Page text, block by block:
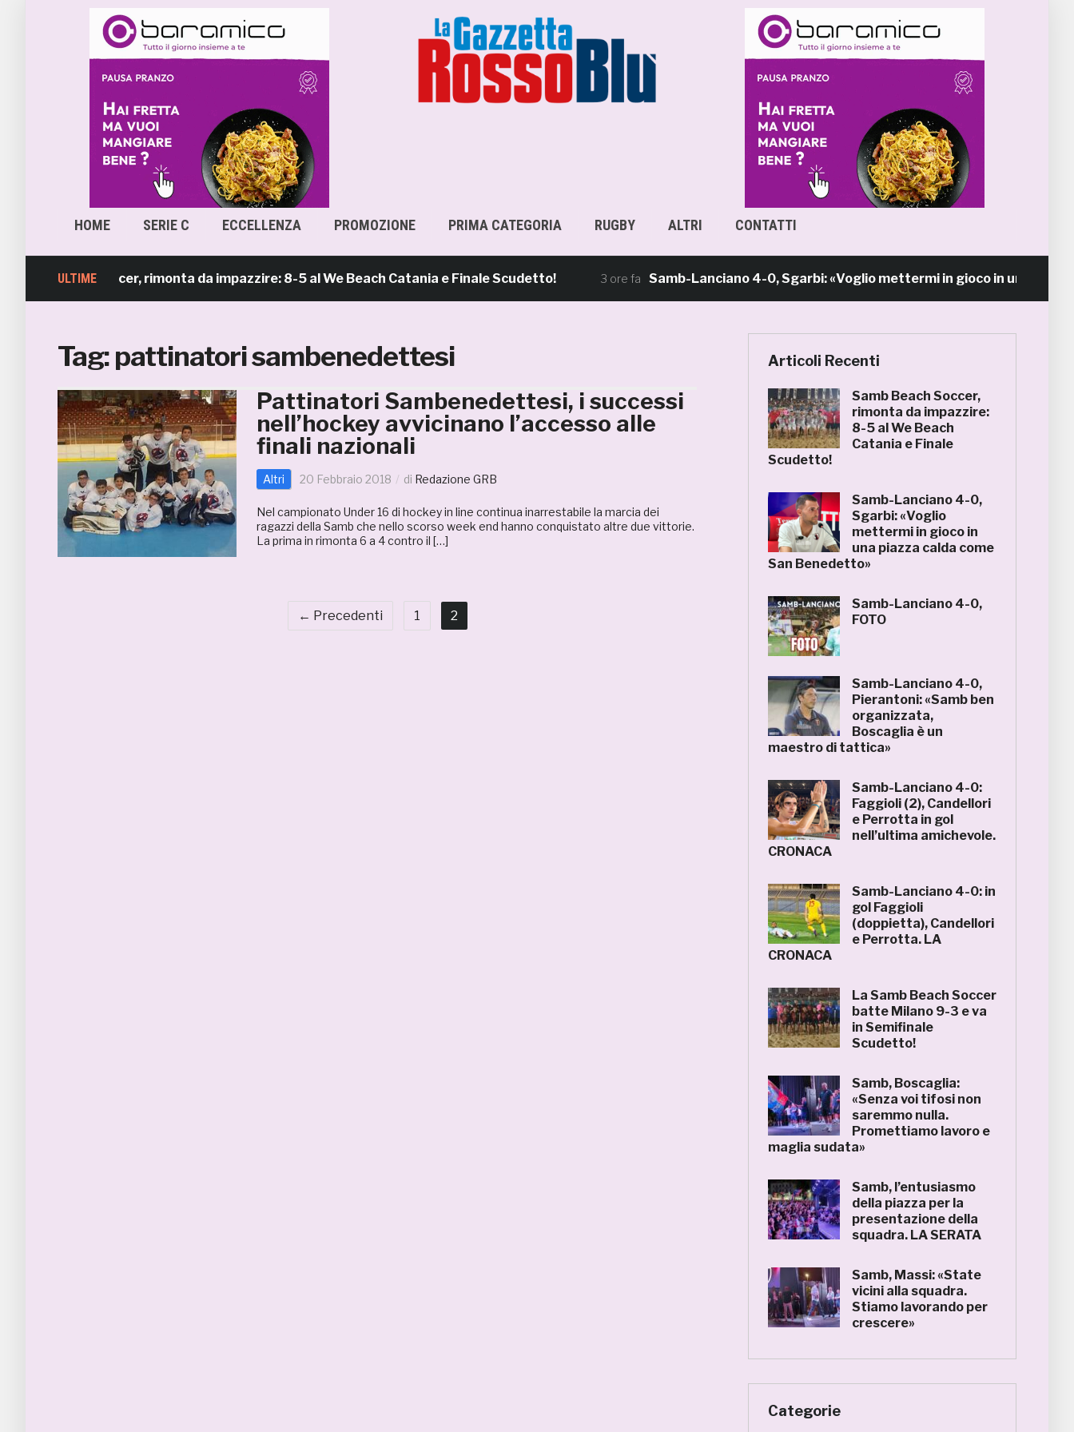
HOME SERIE C ECCELLENZA PROMOZIONE PRIMA CATEGORIA RUGBY ALTRI CONTATTI
ULTIME
Beach Soccer, rimonta da impazzire: 8-5 al We Beach Catania e Finale Scudetto! 3 ore fa Samb-Lanciano 4-0, Sgarbi: «Voglio mettermi in gioco in una piazza
Tag:pattinatori sambenedettesi
Pattinatori Sambenedettesi, i successi
nell’hockey avvicinano l’accesso alle
finali nazionali
Altri 20 Febbraio 2018 di Redazione GRB
Nel campionato Under 16 di hockey in line continua inarrestabile la marcia dei
ragazzi della Samb che nello scorso week end hanno conquistato altre due vittorie.
La prima in rimonta 6 a 4 contro il […]
← Precedenti 1 2
Articoli Recenti
Samb Beach Soccer,
rimonta da impazzire:
8-5 al We Beach
Catania e Finale
Scudetto!
Samb-Lanciano 4-0,
Sgarbi: «Voglio
mettermi in gioco in
una piazza calda come
San Benedetto»
Samb-Lanciano 4-0,
FOTO
Samb-Lanciano 4-0,
Pierantoni: «Samb ben
organizzata,
Boscaglia è un
maestro di tattica»
Samb-Lanciano 4-0:
Faggioli (2), Candellori
e Perrotta in gol
nell’ultima amichevole.
CRONACA
Samb-Lanciano 4-0: in
gol Faggioli
(doppietta), Candellori
e Perrotta. LA
CRONACA
La Samb Beach Soccer
batte Milano 9-3 e va
in Semifinale
Scudetto!
Samb, Boscaglia:
«Senza voi tifosi non
saremmo nulla.
Promettiamo lavoro e
maglia sudata»
Samb, l’entusiasmo
della piazza per la
presentazione della
squadra. LA SERATA
Samb, Massi: «State
vicini alla squadra.
Stiamo lavorando per
crescere»
Categorie